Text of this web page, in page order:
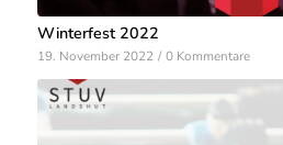
Winterfest 2022
19. November 2022 / 0 Kommentare